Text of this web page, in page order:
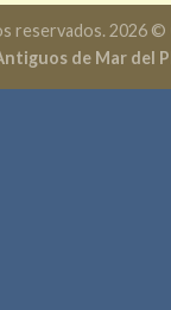
reservados. 2026 ©
de Mar del